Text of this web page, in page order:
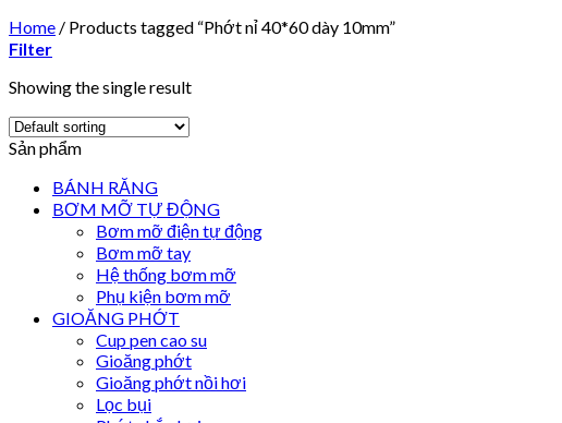
Home / Products tagged “Phớt nỉ 40*60 dày 10mm”
Filter
Showing the single result
Sản phẩm
BÁNH RĂNG
BƠM MỠ TỰ ĐỘNG
Bơm mỡ điện tự động
Bơm mỡ tay
Hệ thống bơm mỡ
Phụ kiện bơm mỡ
GIOĂNG PHỚT
Cup pen cao su
Gioăng phớt
Gioăng phớt nồi hơi
Lọc bụi